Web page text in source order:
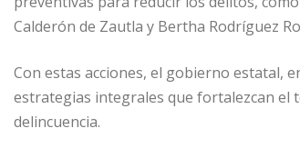
Calderón de Zautla y Bertha Rodríguez
Con estas acciones, el gobierno estatal,
estrategias integrales que fortalezcan el
delincuencia.